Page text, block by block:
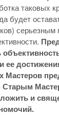
таковых
будет
серьезным
ее
Старым
и